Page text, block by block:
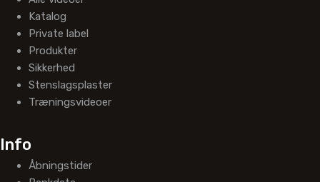
Katalog
Private label
Produkter
Sikkerhed
Stenslagsplaster
Træningsvideoer
Info
Åbningstider